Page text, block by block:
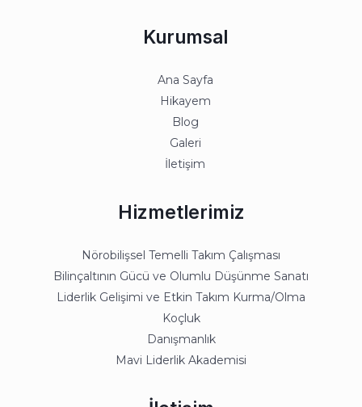
Kurumsal
Ana Sayfa
Hikayem
Blog
Galeri
İletişim
Hizmetlerimiz
Nörobilişsel Temelli Takım Çalışması
Bilinçaltının Gücü ve Olumlu Düşünme Sanatı
Liderlik Gelişimi ve Etkin Takım Kurma/Olma
Koçluk
Danışmanlık
Mavi Liderlik Akademisi